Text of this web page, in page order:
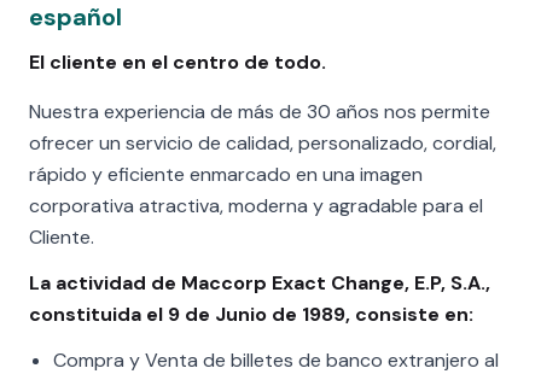
español
El cliente en el centro de todo.
Nuestra experiencia de más de 30 años nos permite
ofrecer un servicio de calidad, personalizado, cordial,
rápido y eficiente enmarcado en una imagen
corporativa atractiva, moderna y agradable para el
Cliente.
La actividad de Maccorp Exact Change, E.P, S.A.,
constituida el 9 de Junio de 1989, consiste en:
Compra y Venta de billetes de banco extranjero al